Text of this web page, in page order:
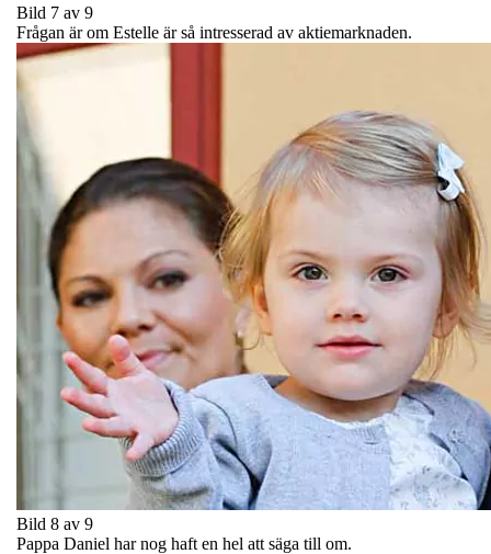
Bild 7 av 9
Frågan är om Estelle är så intresserad av aktiemarknaden.
Bild 8 av 9
Pappa Daniel har nog haft en hel att säga till om.